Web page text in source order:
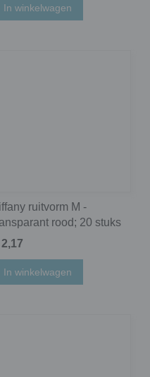
In winkelwagen
ruitvorm M -
rood; 20 stuks
In winkelwagen